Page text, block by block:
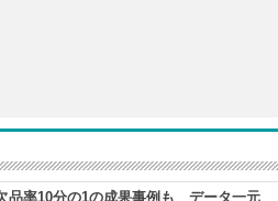
品率10分の1の成果事例も データ一元